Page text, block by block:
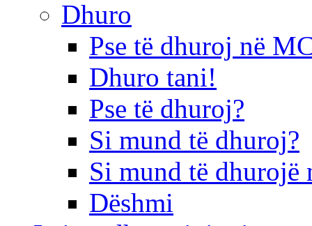
Dhuro
Pse të dhuroj në
Dhuro tani!
Pse të dhuroj?
Si mund të dhuroj?
Si mund të dhurojë
Dëshmi